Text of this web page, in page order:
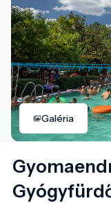
Galéria